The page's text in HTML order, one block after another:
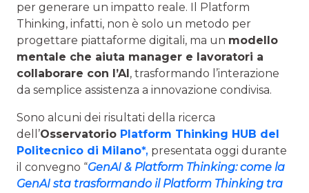
per generare un impatto reale. Il Platform
Thinking, infatti, non è solo un metodo per
progettare piattaforme digitali, ma un modello
mentale che aiuta manager e lavoratori a
collaborare con l’AI , trasformando l’interazione
da semplice assistenza a innovazione condivisa.
Sono alcuni dei risultati della ricerca
dell’Osservatorio Platform Thinking HUB del
Politecnico di Milano*, presentata oggi durante
il convegno “GenAI & Platform Thinking: come la
GenAI sta trasformando il Platform Thinking tra